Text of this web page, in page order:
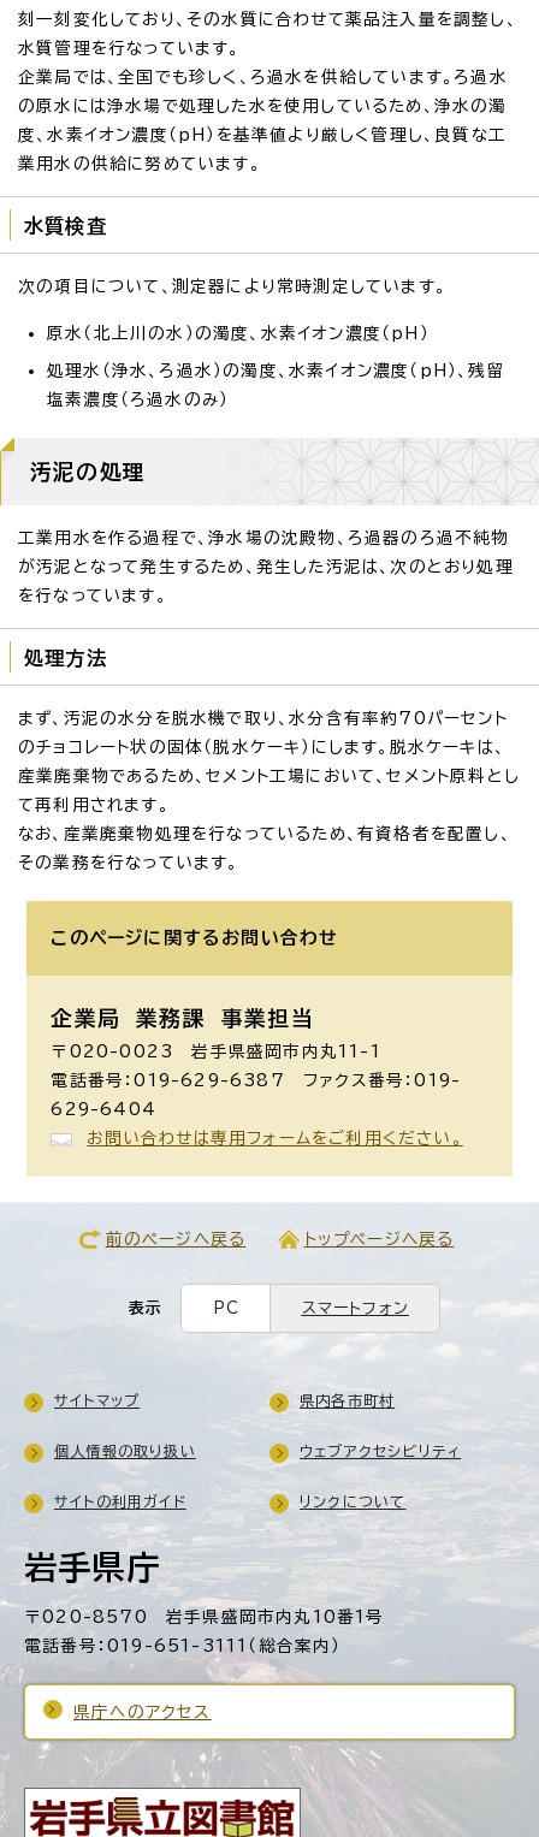
刻一刻変化しており、その水質に合わせて薬品注入量を調整し、
水質管理を行なっています。
企業局では、全国でも珍しく、ろ過水を供給しています。ろ過水
の原水には浄水場で処理した水を使用しているため、浄水の濁
度、水素イオン濃度（pH）を基準値より厳しく管理し、良質な工
業用水の供給に努めています。
水質検査
次の項目について、測定器により常時測定しています。
原水（北上川の水）の濁度、水素イオン濃度（pH）
処理水（浄水、ろ過水）の濁度、水素イオン濃度（pH）、残留
塩素濃度（ろ過水のみ）
汚泥の処理
工業用水を作る過程で、浄水場の沈殿物、ろ過器のろ過不純物
が汚泥となって発生するため、発生した汚泥は、次のとおり処理
を行なっています。
処理方法
まず、汚泥の水分を脱水機で取り、水分含有率約70パーセント
のチョコレート状の固体（脱水ケーキ）にします。脱水ケーキは、
産業廃棄物であるため、セメント工場において、セメント原料とし
て再利用されます。
なお、産業廃棄物処理を行なっているため、有資格者を配置し、
その業務を行なっています。
このページに関する お問い合わせ
企業局 業務課 事業担当
〒020-0023 岩手県盛岡市内丸11-1
電話番号：019-629-6387 ファクス番号：019-
629-6404
お問い合わせは専用フォームをご利用ください。
前のページへ戻る トップページへ戻る
表示 PC スマートフォン
岩手県庁
〒020-8570 岩手県盛岡市内丸10番1号
電話番号：019-651-3111（総合案内）
県庁へのアクセス
サイトマップ 県内各市町村
個人情報の取り扱い ウェブアクセシビリティ
サイトの利用ガイド リンクについて